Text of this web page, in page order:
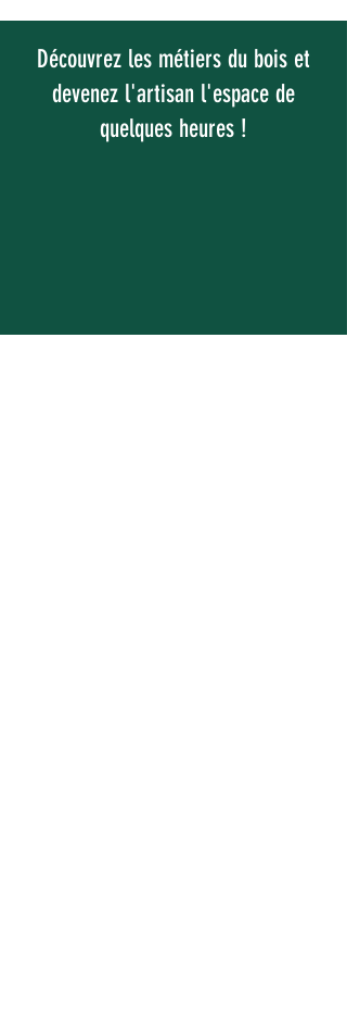
Découvrez les métiers du bois et
devenez l'artisan l'espace de
quelques heures !